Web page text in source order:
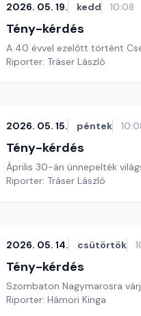
2026. 05. 19. kedd 10:08
Tény-kérdés
A 40 évvel ezelőtt történt
Riporter: Tráser László
2026. 05. 15. péntek
Tény-kérdés
Április 30-án ünnepelték
Riporter: Tráser László
2026. 05. 14. csütörtök
Tény-kérdés
Szombaton Nagymarosra
Riporter: Hámori Kinga